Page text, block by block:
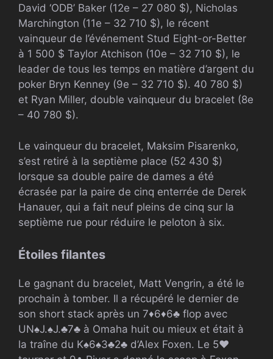
David ‘ODB’ Baker (12e – 27 080 $), Nicholas
Marchington (11e – 32 710 $), le récent
vainqueur de l’événement Stud Eight-or-Better
à 1 500 $ Taylor Atchison (10e – 32 710 $), le
leader de tous les temps en matière d’argent du
poker Bryn Kenney (9e – 32 710 $). 40 780 $)
et Ryan Miller, double vainqueur du bracelet (8e
– 40 780 $).
Le vainqueur du bracelet, Maksim Pisarenko,
s’est retiré à la septième place (52 430 $)
lorsque sa double paire de dames a été
écrasée par la paire de cinq enterrée de Derek
Hanauer, qui a fait neuf pleins de cinq sur la
septième rue pour réduire le peloton à six.
Étoiles filantes
Le gagnant du bracelet, Matt Vengrin, a été le
prochain à tomber. Il a récupéré le dernier de
son short stack après un 7♦6♦6♣ flop avec
UN♠J.♠J.♣7♣ à Omaha huit ou mieux et était à
la traîne du K♠6♠3♣2♣ d’Alex Foxen. Le 5♥